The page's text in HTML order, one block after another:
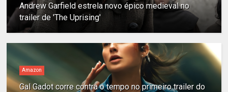
Andrew Garfield estrela novo épico medieval no
trailer de 'The Uprising'
Amazon
Gal Gadot corre contra o tempo no primeiro trailer do